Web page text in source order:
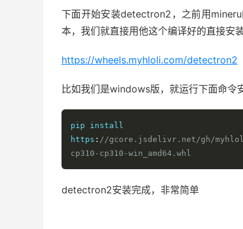
下面开始安装detectron2，之前用
本，我们就直接用他这个编译好的直接安
https://wheels.myhloli.com/detectron2
比如我们是windows版，就运行下面命令
pip install
https : //gcore.jsdelivr.net/gh/
cp310-cp310-win_amd64.whl
detectron2安装完成，非常简单